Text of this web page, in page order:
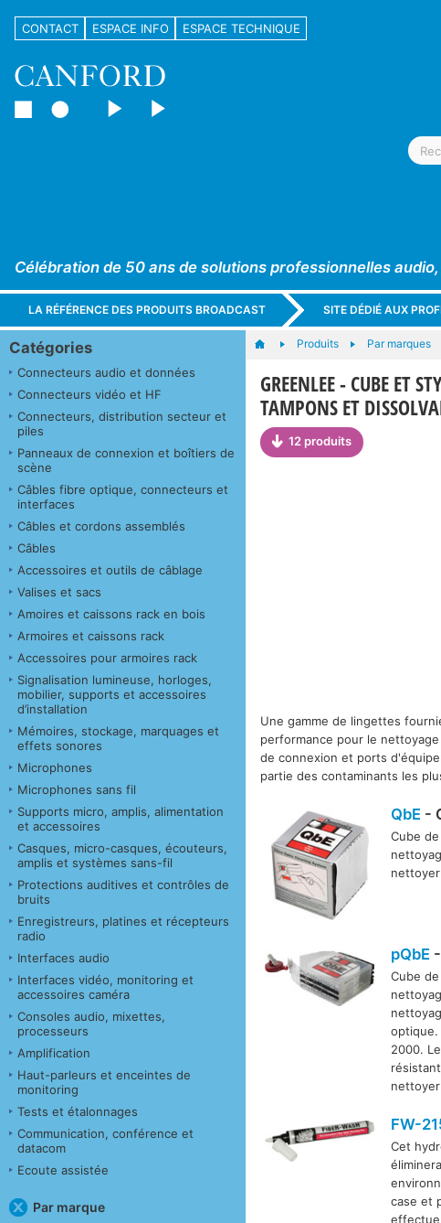
CONTACT ESPACE INFO ESPACE TECHNIQUE
Célébration de 50 ans de solutions professionnelles
LA RÉFÉRENCE DES PRODUITS BROADCAST SITE DÉDIÉ AUX
Catégories
Connecteurs audio et données
Connecteurs vidéo et HF
Connecteurs, distribution secteur et
piles
Panneaux de connexion et boîtiers de
scène
Câbles fibre optique, connecteurs et
interfaces
Câbles et cordons assemblés
Câbles
Accessoires et outils de câblage
Valises et sacs
Amoires et caissons rack en bois
Armoires et caissons rack
Accessoires pour armoires rack
Signalisation lumineuse, horloges,
mobilier, supports et accessoires
d’installation
Mémoires, stockage, marquages et
effets sonores
Microphones
Microphones sans fil
Supports micro, amplis, alimentation
et accessoires
Casques, micro-casques, écouteurs,
amplis et systèmes sans-fil
Protections auditives et contrôles de
bruits
Enregistreurs, platines et récepteurs
radio
Interfaces audio
Interfaces vidéo, monitoring et
accessoires caméra
Consoles audio, mixettes,
processeurs
Amplification
Haut-parleurs et enceintes de
monitoring
Tests et étalonnages
Communication, conférence et
datacom
Ecoute assistée
Par marque
Produits Par marques
GREENLEE - CUBE ET
TAMPONS ET
12 produits
Une gamme de lingettes
performance pour le
de connexion et ports
partie des contaminants les
QbE -
Cube
pQbE
Cube
optique.
2000.
FW-
Cet
case et